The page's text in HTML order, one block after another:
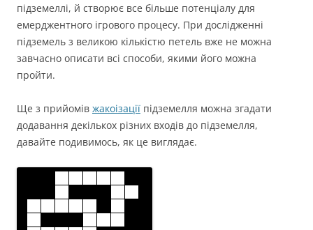
підземеллі, й створює все більше потенціалу для
емерджентного ігрового процесу. При дослідженні
підземель з великою кількістю петель вже не можна
завчасно описати всі способи, якими його можна
пройти.
Ще з прийомів жакоізації підземелля можна згадати
додавання декількох різних входів до підземелля,
давайте подивимось, як це виглядає.